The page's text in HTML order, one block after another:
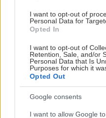
I want to opt-out of
Personal Data for
Opted In
I want to opt-out of
Retention, Sale, and/or
Personal Data that Is
Purposes for which it
Opted Out
Google consents
I want to allow Google
Η κάποτε ισχυρή
Γερμανίας βρίσκεται σε
για να διορθωθεί;